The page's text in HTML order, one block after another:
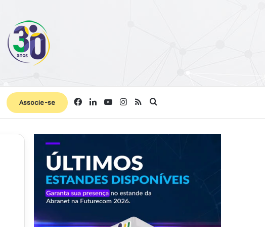
Associe-se FacebookLinkedinYouTubeInstagram
RSS